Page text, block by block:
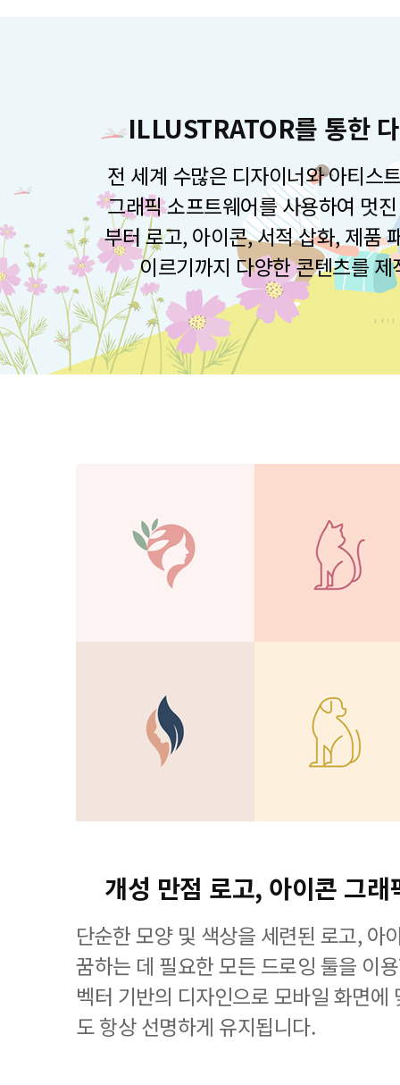
ILLUSTRATOR를 통한
전 세계 수많은 디자이너와 아티스
그래픽 소프트웨어를 사용하여 멋
부터 로고, 아이콘, 서적 삽화, 제품
이르기까지 다양한 콘텐츠를
개성 만점 로고, 아이콘 그래
단순한 모양 및 색상을 세련된 로고, 아
꿈하는 데 필요한 모든 드로잉 툴을 이
벡터 기반의 디자인으로 모바일 화면에
도 항상 선명하게 유지됩니다.